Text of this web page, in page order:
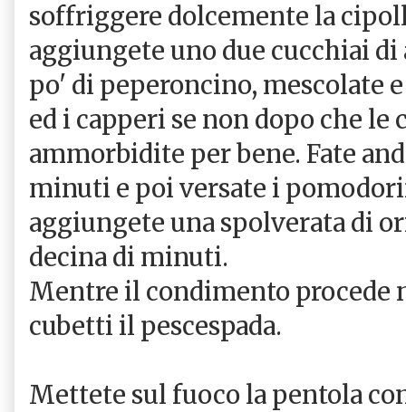
soffriggere dolcemente la
aggiungete uno due cucchiai
po' di peperoncino, mescolate
ed i capperi se non dopo che le
ammorbidite per bene. Fate
minuti e poi versate i
aggiungete una spolverata di
decina di minuti.
Mentre il condimento procede
cubetti il pescespada.
Mettete sul fuoco la pentola